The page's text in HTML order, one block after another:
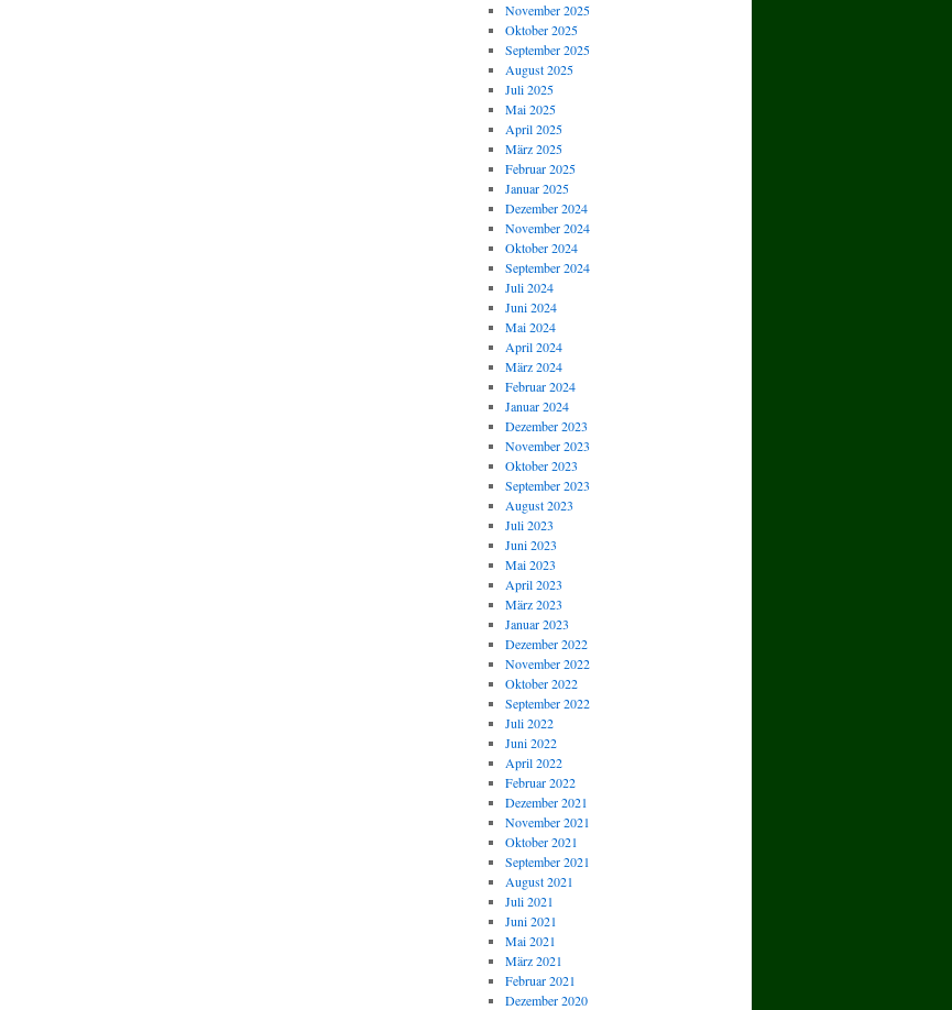
November 2025
Oktober 2025
September 2025
August 2025
Juli 2025
Mai 2025
April 2025
März 2025
Februar 2025
Januar 2025
Dezember 2024
November 2024
Oktober 2024
September 2024
Juli 2024
Juni 2024
Mai 2024
April 2024
März 2024
Februar 2024
Januar 2024
Dezember 2023
November 2023
Oktober 2023
September 2023
August 2023
Juli 2023
Juni 2023
Mai 2023
April 2023
März 2023
Januar 2023
Dezember 2022
November 2022
Oktober 2022
September 2022
Juli 2022
Juni 2022
April 2022
Februar 2022
Dezember 2021
November 2021
Oktober 2021
September 2021
August 2021
Juli 2021
Juni 2021
Mai 2021
März 2021
Februar 2021
Dezember 2020